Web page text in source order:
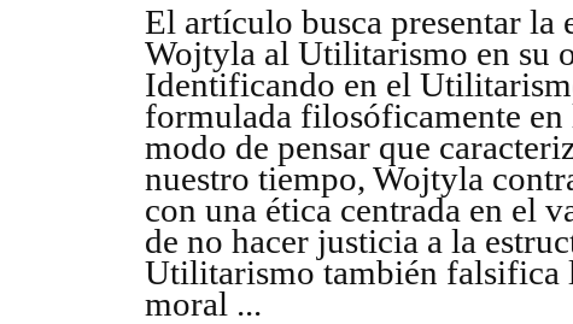
El artículo busca presentar la
Wojtyla al Utilitarismo en su
Identificando en el
formulada filosóficamente
modo de pensar que
nuestro tiempo, Wojtyla
con una ética centrada en el
de no hacer justicia a la
Utilitarismo también falsifica
moral ...